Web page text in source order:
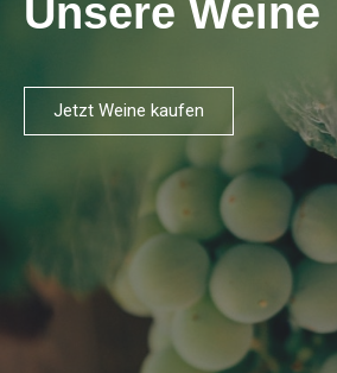
Unsere Weine
Jetzt Weine kaufen